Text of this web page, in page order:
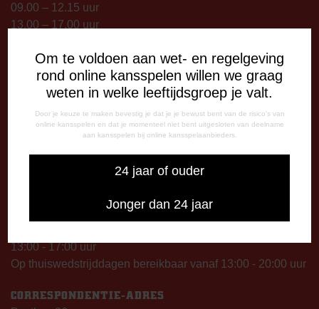
Om te voldoen aan wet- en regelgeving
rond online kansspelen willen we graag
weten in welke leeftijdsgroep je valt.
Door je keuze te maken bevestig je dat je je bewust bent van de risico's van
online kansspelen en dat je momenteel niet bent uitgesloten van deelname
aan kansspelen bij online kansspelaanbieders.
24 jaar of ouder
Jonger dan 24 jaar
09.00 – 12.15 uur
13.00 – 17.00 uur
09.00 uur).
TELEFONISCHE BEREIKBAARHEID
Telefonisch bereikbaar op:
Dinsdag
13:00 - 17:00 uur
Op thuiswedstrijddagen bereikbaar vanaf 13:00 - 20:00 uur
CORRESPONDENTIE-ADRES